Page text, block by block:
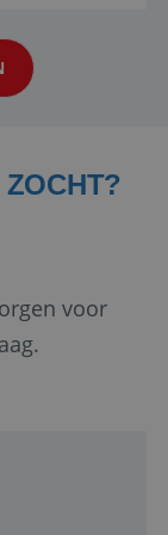
te
voor